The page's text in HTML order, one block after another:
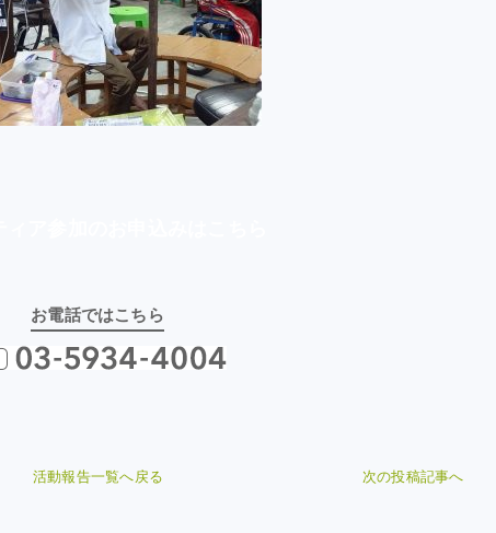
お電話ではこちら
活動報告一覧へ戻る 次の投稿記事へ